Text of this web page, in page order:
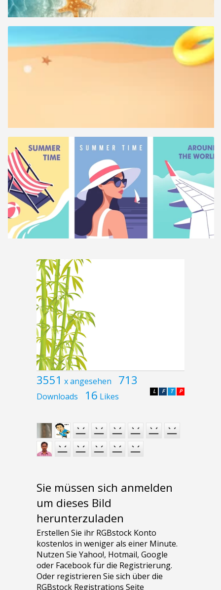
3551 x angesehen 713
Downloads 16 Likes P
T
F
L
Sie müssen sich anmelden
um dieses Bild
herunterzuladen